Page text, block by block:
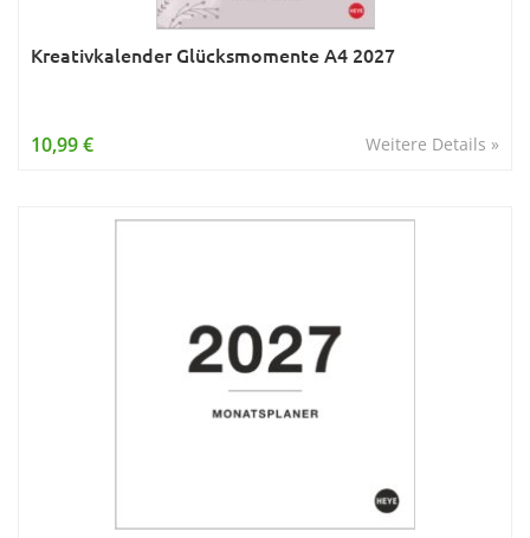
Kreativkalender Glücksmomente A4 2027
Weitere Details »
10,99 €